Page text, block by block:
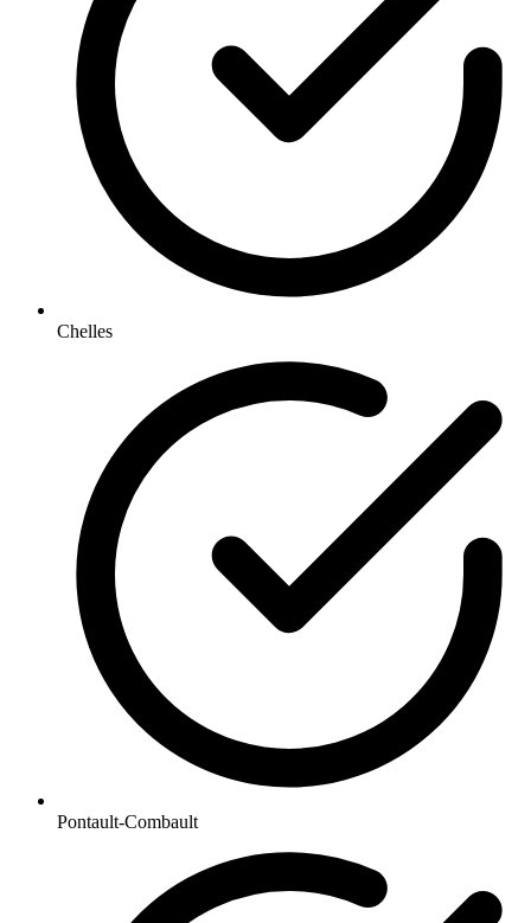
Chelles
Pontault-Combault